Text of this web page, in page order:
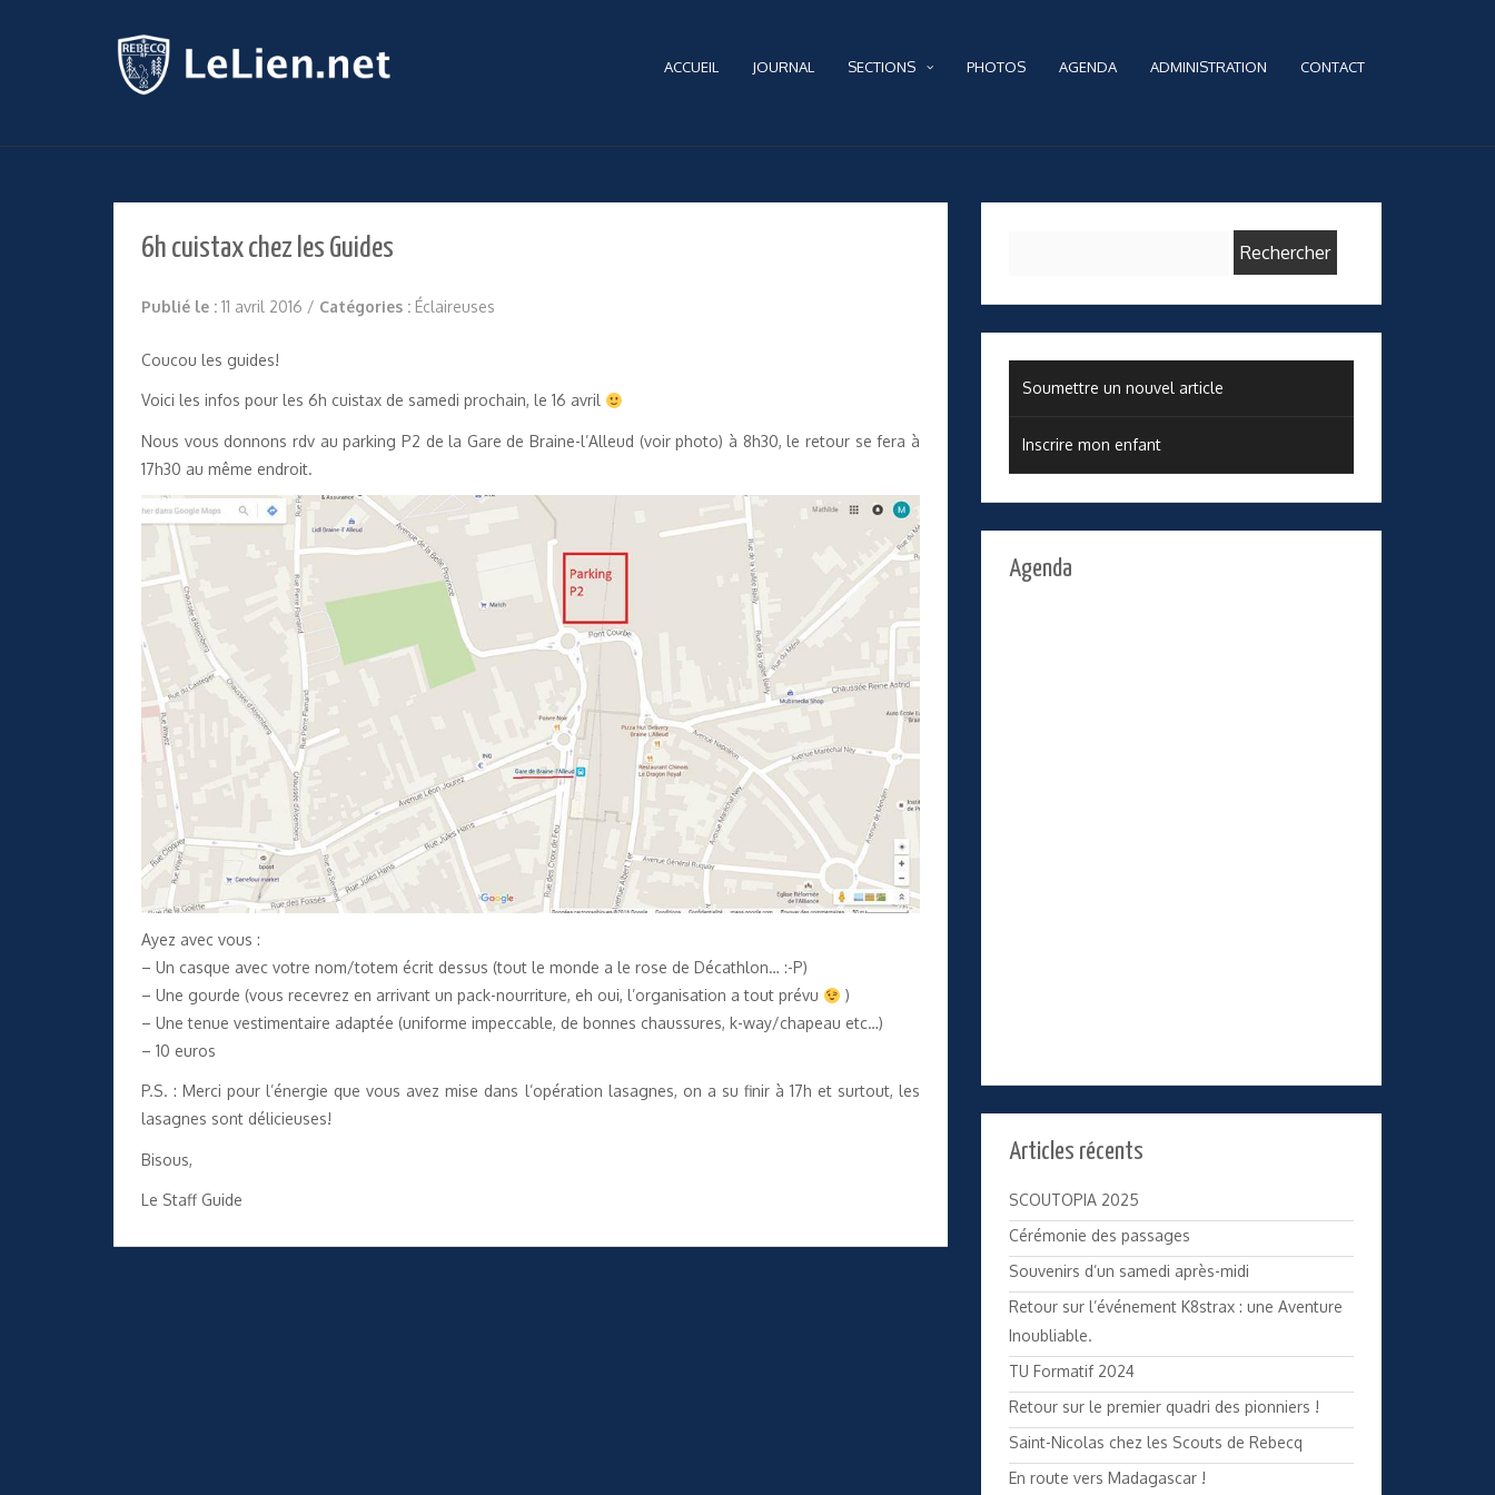
ACCUEIL JOURNAL SECTIONS PHOTOS AGENDA ADMINISTRATION CONTACT
6h cuistax chez les Guides
Publié le : 11 avril 2016 / Catégories : Éclaireuses
Coucou les guides!
Voici les infos pour les 6h cuistax de samedi prochain, le 16 avril
Nous vous donnons rdv au parking P2 de la Gare de Braine-l’Alleud (voir photo) à 8h30, le retour se fera à
17h30 au même endroit.
Ayez avec vous :
– Un casque avec votre nom/totem écrit dessus (tout le monde a le rose de Décathlon… :-P)
– Une gourde (vous recevrez en arrivant un pack-nourriture, eh oui, l’organisation a tout prévu
)
– Une tenue vestimentaire adaptée (uniforme impeccable, de bonnes chaussures, k-way/chapeau etc…)
– 10 euros
P.S. : Merci pour l’énergie que vous avez mise dans l’opération lasagnes, on a su finir à 17h et surtout, les
lasagnes sont délicieuses!
Bisous,
Le Staff Guide
Soumettre un nouvel article
Inscrire mon enfant
Agenda
Articles récents
SCOUTOPIA 2025
Cérémonie des passages
Souvenirs d’un samedi après-midi
Retour sur l’événement K8strax : une Aventure
Inoubliable.
TU Formatif 2024
Retour sur le premier quadri des pionniers !
Saint-Nicolas chez les Scouts de Rebecq
En route vers Madagascar !